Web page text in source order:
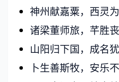
神州献嘉粟，西灵为
诸梁董师旅，芊胜丧
山阳归下国，成名犹
卜生善斯牧，安乐不